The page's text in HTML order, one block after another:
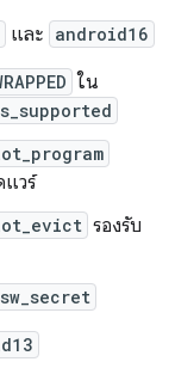
และ android16
ใน
แวร์
รองรับ